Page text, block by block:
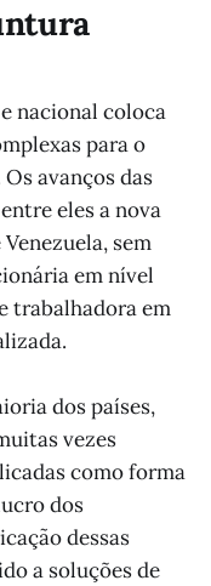
nacional coloca
para o
avanços das
eles a nova
sem
em nível
trabalhadora em
dos países,
vezes
como forma
dos
dessas
a soluções de